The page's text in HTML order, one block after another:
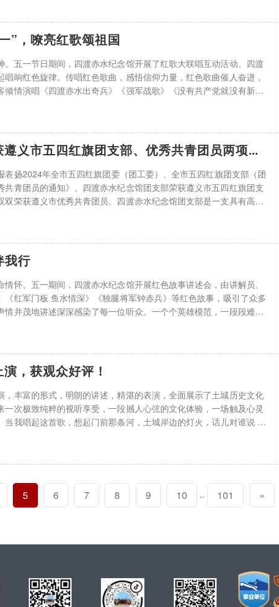
”，嘹亮红歌颂祖国
五一节日期间，四渡赤水纪念馆开展了红歌大联唱互动活动。四渡
响红色旋律。传唱红色歌曲，感悟信仰力量，红色歌曲催人奋进，
情演唱《四渡赤水出奇兵》《强军战歌》《没有共产党就没有新中
义市五四红旗团支部、优秀共青团员两项表彰！
扬2024年全市五四红旗团委（团工委）、全市五四红旗团支部（团
青团员的通知》。四渡赤水纪念馆团支部荣获遵义市五四红旗团支
荣获遵义市优秀共青团员。四渡赤水纪念馆团支部是一支具有高度
我行
怀。五一期间，四渡赤水纪念馆开展红色故事讲述会，由讲解员、
红军门板 鱼水情深》《独腿将军钟赤兵》等红色故事，吸引了众多
并茂地讲述深深感染了每一位听众。一个个英雄模范，一段段难忘
，获观众好评！
丰富的形式，明朗的讲述，精湛的表演，全面展示了土城历史文化
次极致纯粹的视听享受，一段撼人心弦的文化体验，一场触及心灵
我唱起这首歌，想起门前那条河，土城岸边的灯火，话儿对谁说 ，
5 6 7 8 9 10 .. 101 »